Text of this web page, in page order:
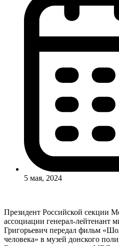
5 мая, 2024
Президент Российской секции
ассоциации генерал-лейтенант
Григорьевич передал фильм
человека» в музей донского